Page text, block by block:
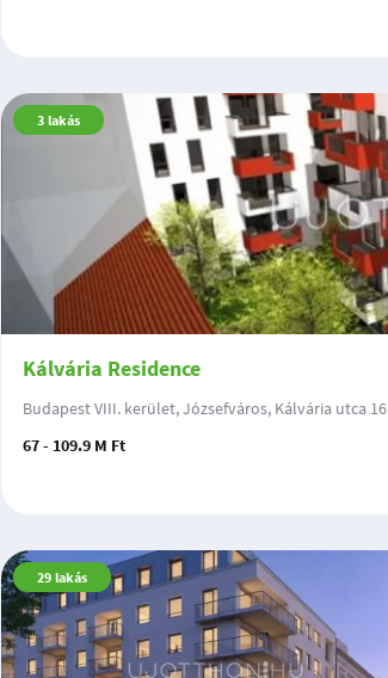
3lakás
Kálvária Residence
Budapest VIII. kerület, Józsefváros, Kálvária utca 16
67 - 109.9 M Ft
29lakás